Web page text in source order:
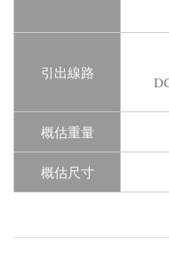
引出線路
概估重量
概估尺寸